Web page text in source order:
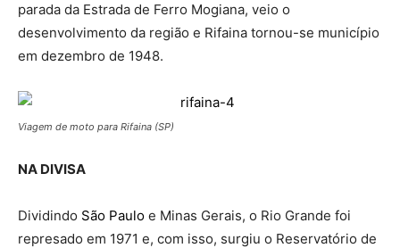
parada da Estrada de Ferro Mogiana, veio o
desenvolvimento da região e Rifaina tornou-se município
em dezembro de 1948.
Viagem de moto para Rifaina (SP)
NA DIVISA
Dividindo São Paulo e Minas Gerais, o Rio Grande foi
represado em 1971 e, com isso, surgiu o Reservatório de